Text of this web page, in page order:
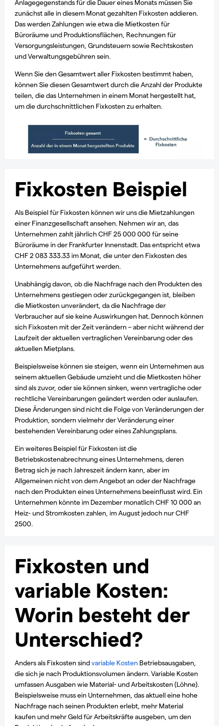
Anlagegegenstands für die Dauer eines Monats müssen Sie
zunächst alle in diesem Monat gezahlten Fixkosten addieren.
Das werden Zahlungen wie etwa die Mietkosten für
Büroräume und Produktionsflächen, Rechnungen für
Versorgungsleistungen, Grundsteuern sowie Rechtskosten
und Verwaltungsgebühren sein.
Wenn Sie den Gesamtwert aller Fixkosten bestimmt haben,
können Sie diesen Gesamtwert durch die Anzahl der Produkte
teilen, die das Unternehmen in einem Monat hergestellt hat,
um die durchschnittlichen Fixkosten zu erhalten.
Fixkosten Beispiel
Als Beispiel für Fixkosten können wir uns die Mietzahlungen
einer Finanzgesellschaft ansehen. Nehmen wir an, das
Unternehmen zahlt jährlich CHF 25 000 000 für seine
Büroräume in der Frankfurter Innenstadt. Das entspricht etwa
CHF 2 083 333.33 im Monat, die unter den Fixkosten des
Unternehmens aufgeführt werden.
Unabhängig davon, ob die Nachfrage nach den Produkten des
Unternehmens gestiegen oder zurückgegangen ist, bleiben
die Mietkosten unverändert, da die Nachfrage der
Verbraucher auf sie keine Auswirkungen hat. Dennoch können
sich Fixkosten mit der Zeit verändern – aber nicht während der
Laufzeit der aktuellen vertraglichen Vereinbarung oder des
aktuellen Mietplans.
Beispielsweise können sie steigen, wenn ein Unternehmen aus
seinem aktuellen Gebäude umzieht und die Mietkosten höher
sind als zuvor, oder sie können sinken, wenn vertragliche oder
rechtliche Vereinbarungen geändert werden oder auslaufen.
Diese Änderungen sind nicht die Folge von Veränderungen der
Produktion, sondern vielmehr der Veränderung einer
bestehenden Vereinbarung oder eines Zahlungsplans.
Ein weiteres Beispiel für Fixkosten ist die
Betriebskostenabrechnung eines Unternehmens, deren
Betrag sich je nach Jahreszeit ändern kann, aber im
Allgemeinen nicht von dem Angebot an oder der Nachfrage
nach den Produkten eines Unternehmens beeinflusst wird. Ein
Unternehmen könnte im Dezember monatlich CHF 10 000 an
Heiz- und Stromkosten zahlen, im August jedoch nur CHF
2500.
Fixkosten und
variable Kosten:
Worin besteht der
Unterschied?
Anders als Fixkosten sindvariable Kosten Betriebsausgaben,
die sich je nach Produktionsvolumen ändern. Variable Kosten
umfassen Ausgaben wie Material- und Arbeitskosten (Löhne).
Beispielsweise muss ein Unternehmen, das aktuell eine hohe
Nachfrage nach seinen Produkten erlebt, mehr Material
kaufen und mehr Geld für Arbeitskräfte ausgeben, um den